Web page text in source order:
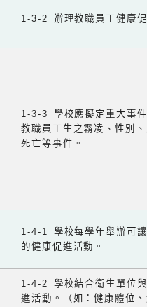
1-3-2 辦理教職員工健康促
1-3-3 學校應擬定重大事
教職員工生之霸凌、性別
死亡等事件。
1-4-1 學校每學年舉辦可
的健康促進活動。
1-4-2 學校結合衛生單位
進活動。（如：健康體位